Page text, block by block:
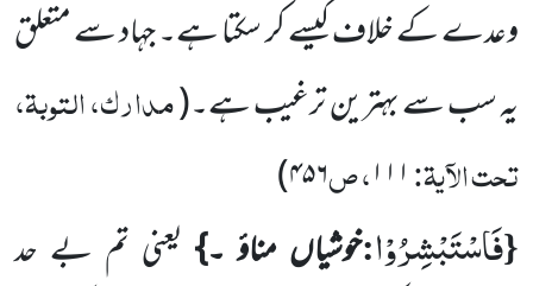
وعدے کے خلاف کیسے کر سکتا ہے۔ جہاد سے متعلق
یہ سب سے بہترین ترغیب ہے۔(مدارک، التوبۃ،
تحت الآیۃ:۱۱۱، ص۴۵۶)
{فَاسْتَبْشِرُوْا:خوشیاں مناؤ ۔} یعنی تم بے حد